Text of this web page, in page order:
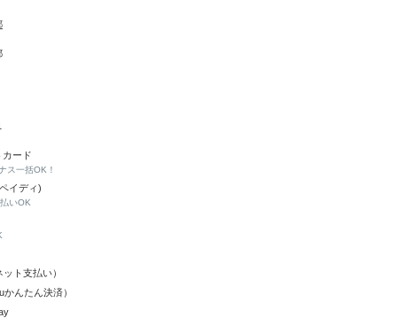
カード
ス一括OK！
イディ)
いOK
ット支払い）
かんたん決済）